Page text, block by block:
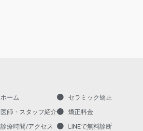
ホーム
医師・スタッフ紹介
診療時間/アクセス
セラミック矯正
矯正料金
LINEで無料診断